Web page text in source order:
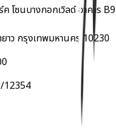
โซนบางกอกเวิลด์ อาคาร B9
าว กรุงเทพมหานคร 10230
12354